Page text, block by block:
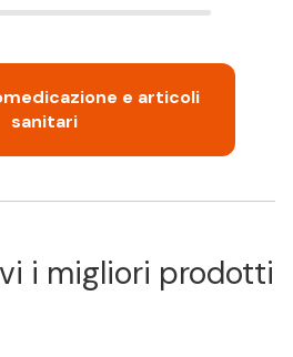
e articoli
sanitari
i migliori prodotti